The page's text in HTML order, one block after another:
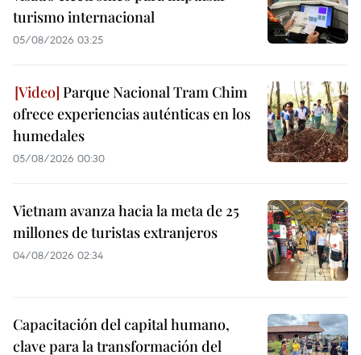
turismo internacional
05/08/2026 03:25
Parque Nacional Tram Chim
ofrece experiencias auténticas en los
humedales
05/08/2026 00:30
Vietnam avanza hacia la meta de 25
millones de turistas extranjeros
04/08/2026 02:34
Capacitación del capital humano,
clave para la transformación del